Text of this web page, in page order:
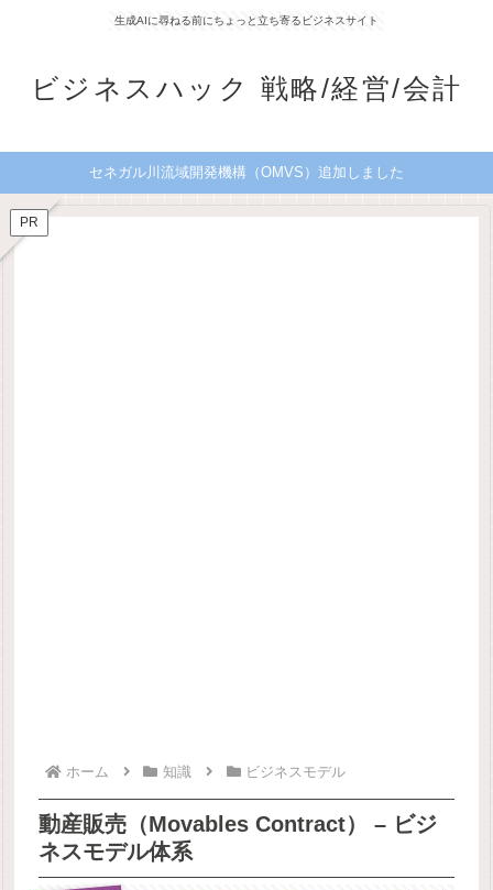
生成AIに尋ねる前にちょっと立ち寄るビジネスサイト
ビジネスハック 戦略/経営/会計
セネガル川流域開発機構（OMVS）追加しました
PR
ホーム 知識 ビジネスモデル
動産販売（Movables Contract） – ビジ
ネスモデル体系